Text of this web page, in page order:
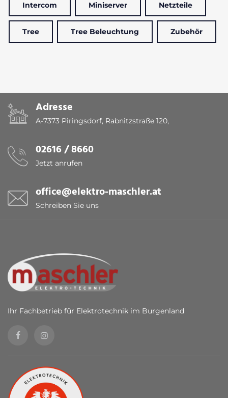
Intercom Miniserver Netzteile
Tree Tree Beleuchtung Zubehör
Adresse
A-7373 Piringsdorf, Rabnitzstraße 120,
02616 / 8660
Jetzt anrufen
office@elektro-maschler.at
Schreiben Sie uns
Ihr Fachbetrieb für Elektrotechnik im Burgenland